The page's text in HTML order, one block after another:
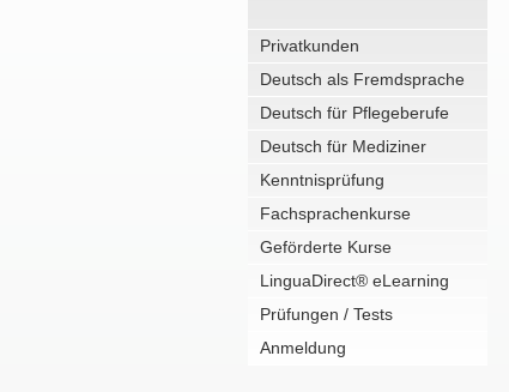
Privatkunden
Deutsch als Fremdsprache
Deutsch für Pflegeberufe
Deutsch für Mediziner
Kenntnisprüfung
Fachsprachenkurse
Geförderte Kurse
LinguaDirect® eLearning
Prüfungen / Tests
Anmeldung